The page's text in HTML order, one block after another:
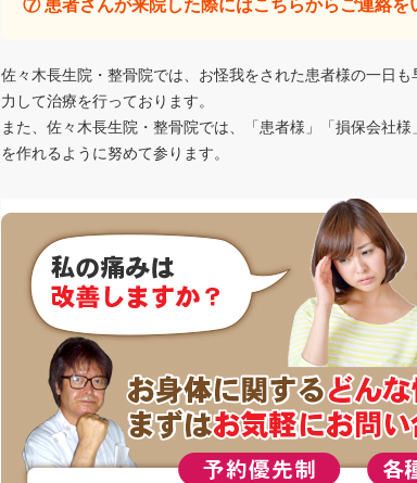
⑦ 患者さんが来院した際にはこちらからご連絡を
佐々木長生院・整骨院では、お怪我をされた患者様の一日
力して治療を行っております。
また、佐々木長生院・整骨院では、「患者様」「損保会社
を作れるように努めて参ります。